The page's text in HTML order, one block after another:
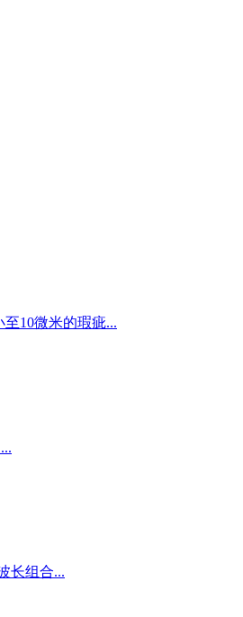
10微米的瑕疵...
长组合...